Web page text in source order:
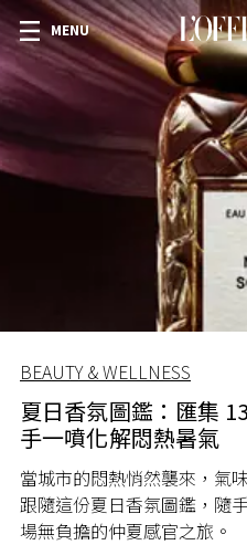
MENU
BEAUTY & WELLNESS
夏日香氛圖鑑：匯集
手一噴化解悶熱暑氣
當城市的悶熱悄然襲來，氣
跟隨這份夏日香氛圖鑑，隨
場無負擔的仲夏感官之旅。